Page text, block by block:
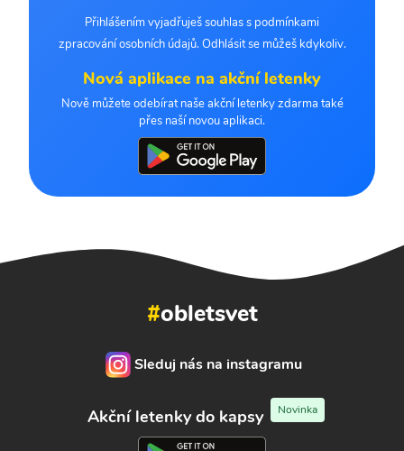
Přihlášením vyjadřuješ souhlas s podmínkami
zpracování osobních údajů. Odhlásit se můžeš kdykoliv.
Nová aplikace na akční letenky
Nově můžete odebírat naše akční letenky zdarma také
přes naší novou aplikaci.
#obletsvet
Sleduj nás na instagramu
Akční letenky do kapsy Novinka